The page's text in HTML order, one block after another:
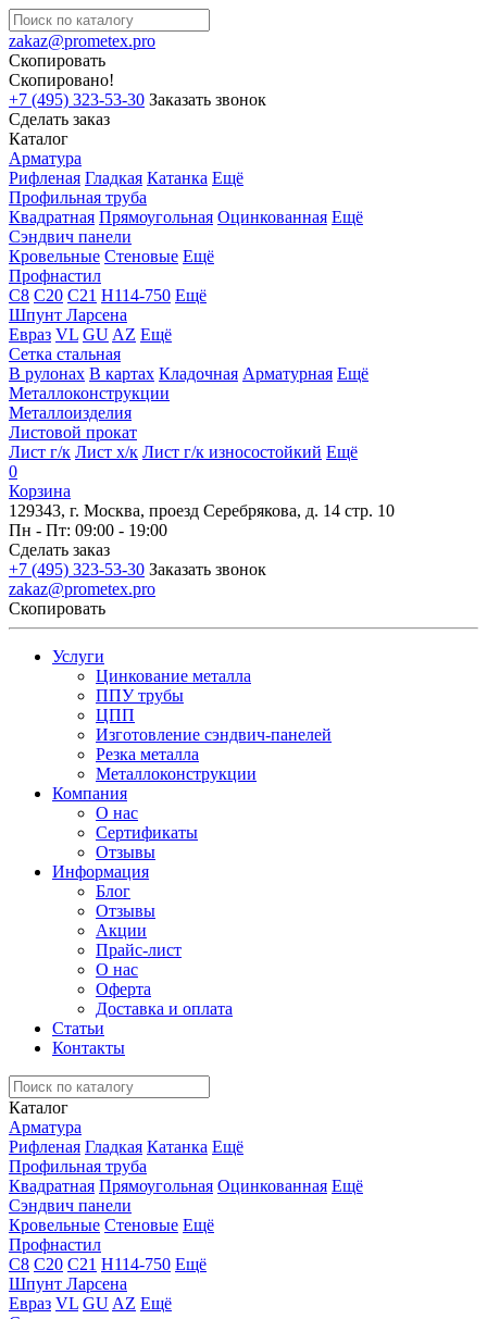
zakaz@prometex.pro
Скопировать
Скопировано!
+7 (495) 323-53-30 Заказать звонок
Сделать заказ
Каталог
Арматура
Рифленая Гладкая Катанка Ещё
Профильная труба
Квадратная Прямоугольная Оцинкованная Ещё
Сэндвич панели
Кровельные Стеновые Ещё
Профнастил
С8 С20 С21 Н114-750 Ещё
Шпунт Ларсена
Евраз VL GU AZ Ещё
Сетка стальная
В рулонах В картах Кладочная Арматурная Ещё
Металлоконструкции
Металлоизделия
Листовой прокат
Лист г/к Лист х/к Лист г/к износостойкий Ещё
0
Корзина
129343, г. Москва, проезд Серебрякова, д. 14 стр. 10
Пн - Пт: 09:00 - 19:00
Сделать заказ
+7 (495) 323-53-30 Заказать звонок
zakaz@prometex.pro
Скопировать
Услуги
Цинкование металла
ППУ трубы
ЦПП
Изготовление сэндвич-панелей
Резка металла
Металлоконструкции
Компания
О нас
Сертификаты
Отзывы
Информация
Блог
Отзывы
Акции
Прайс-лист
О нас
Оферта
Доставка и оплата
Статьи
Контакты
Каталог
Арматура
Рифленая Гладкая Катанка Ещё
Профильная труба
Квадратная Прямоугольная Оцинкованная Ещё
Сэндвич панели
Кровельные Стеновые Ещё
Профнастил
С8 С20 С21 Н114-750 Ещё
Шпунт Ларсена
Евраз VL GU AZ Ещё